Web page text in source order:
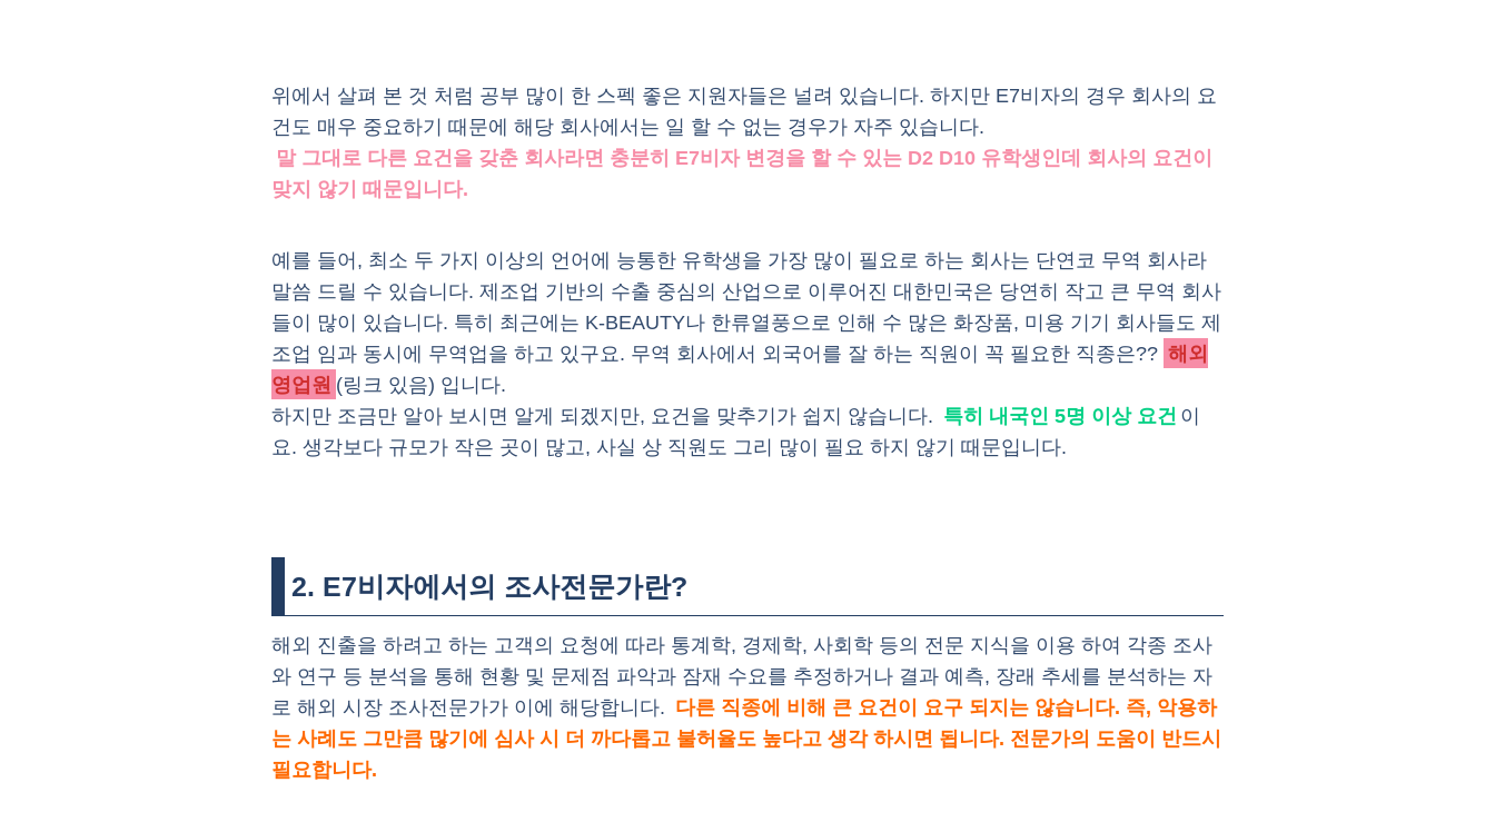
위에서 살펴 본 것 처럼 공부 많이 한 스펙 좋은 지원자들은 널려 있습니다. 하지만 E7비자의 경우 회사의 요
건도 매우 중요하기 때문에 해당 회사에서는 일 할 수 없는 경우가 자주 있습니다.
말 그대로 다른 요건을 갖춘 회사라면 충분히 E7비자 변경을 할 수 있는 D2 D10 유학생인데 회사의 요건이
맞지 않기 때문입니다.
예를 들어, 최소 두 가지 이상의 언어에 능통한 유학생을 가장 많이 필요로 하는 회사는 단연코 무역 회사라
말씀 드릴 수 있습니다. 제조업 기반의 수출 중심의 산업으로 이루어진 대한민국은 당연히 작고 큰 무역 회사
들이 많이 있습니다. 특히 최근에는 K-BEAUTY나 한류열풍으로 인해 수 많은 화장품, 미용 기기 회사들도 제
조업 임과 동시에 무역업을 하고 있구요. 무역 회사에서 외국어를 잘 하는 직원이 꼭 필요한 직종은?? 해외
영업원 (링크 있음) 입니다.
하지만 조금만 알아 보시면 알게 되겠지만, 요건을 맞추기가 쉽지 않습니다. 특히 내국인 5명 이상 요건 이
요. 생각보다 규모가 작은 곳이 많고, 사실 상 직원도 그리 많이 필요 하지 않기 때문입니다.
2. E7비자에서의 조사전문가란?
해외 진출을 하려고 하는 고객의 요청에 따라 통계학, 경제학, 사회학 등의 전문 지식을 이용 하여 각종 조사
와 연구 등 분석을 통해 현황 및 문제점 파악과 잠재 수요를 추정하거나 결과 예측, 장래 추세를 분석하는 자
로 해외 시장 조사전문가가 이에 해당합니다. 다른 직종에 비해 큰 요건이 요구 되지는 않습니다. 즉, 악용하
는 사례도 그만큼 많기에 심사 시 더 까다롭고 불허율도 높다고 생각 하시면 됩니다. 전문가의 도움이 반드시
필요합니다.